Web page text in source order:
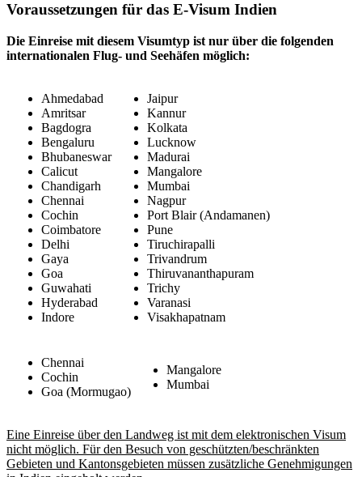
Voraussetzungen für das E-Visum Indien
Die Einreise mit diesem Visumtyp ist nur über die folgenden
internationalen Flug- und Seehäfen möglich:
Ahmedabad
Amritsar
Bagdogra
Bengaluru
Bhubaneswar
Calicut
Chandigarh
Chennai
Cochin
Coimbatore
Delhi
Gaya
Goa
Guwahati
Hyderabad
Indore
Jaipur
Kannur
Kolkata
Lucknow
Madurai
Mangalore
Mumbai
Nagpur
Port Blair (Andamanen)
Pune
Tiruchirapalli
Trivandrum
Thiruvananthapuram
Trichy
Varanasi
Visakhapatnam
Chennai
Cochin
Goa (Mormugao)
Mangalore
Mumbai
Eine Einreise über den Landweg ist mit dem elektronischen Visum
nicht möglich. Für den Besuch von geschützten/beschränkten
Gebieten und Kantonsgebieten müssen zusätzliche Genehmigungen